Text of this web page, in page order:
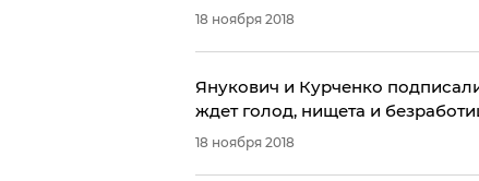
18 ноября 2018
Янукович и Курченко
ждет голод, нищета и
18 ноября 2018